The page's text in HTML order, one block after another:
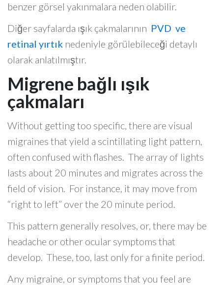
benzer görsel yakınmalara neden olabilir.
Diğer sayfalarda ışık çakmalarının PVD ve
retinal yırtık nedeniyle görülebileceği detaylı
olarak anlatılmıştır.
Migrene bağlı ışık
çakmaları
Without getting too specific, there are visual
migraines that yield a scintillating light pattern,
often confused with flashes. The array of lights
lasts about 20 minutes and migrates across the
field of vision. For instance, it may move from
“right to left” over the 20 minute period.
This pattern generally resolves, or, there may be
headache or other ocular symptoms that
develop. These, too, last only for a finite period.
Any migraine, or symptoms that you feel are